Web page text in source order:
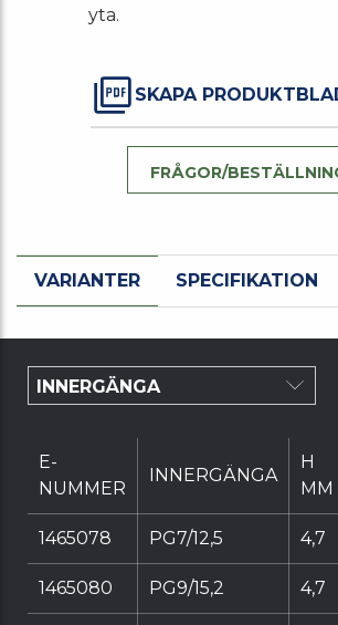
yta.
SKAPA
FRÅGOR/
VARIANTER SPECIFIKATION
E-
NUMMER
INNERGÄNGA
H
MM
1465078 PG7/12,5 4,7
1465080 PG9/15,2 4,7